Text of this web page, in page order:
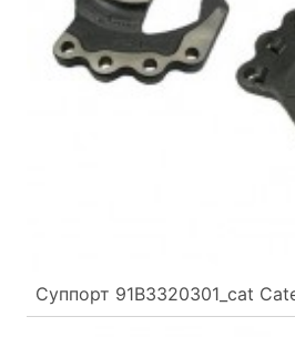
Суппорт 91B3320301_cat